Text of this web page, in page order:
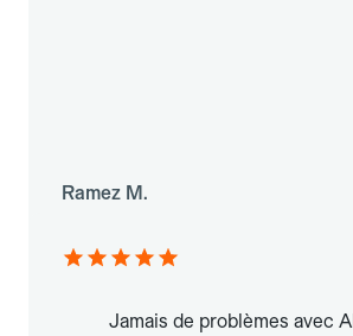
Ramez M.
Jamais de problèmes avec